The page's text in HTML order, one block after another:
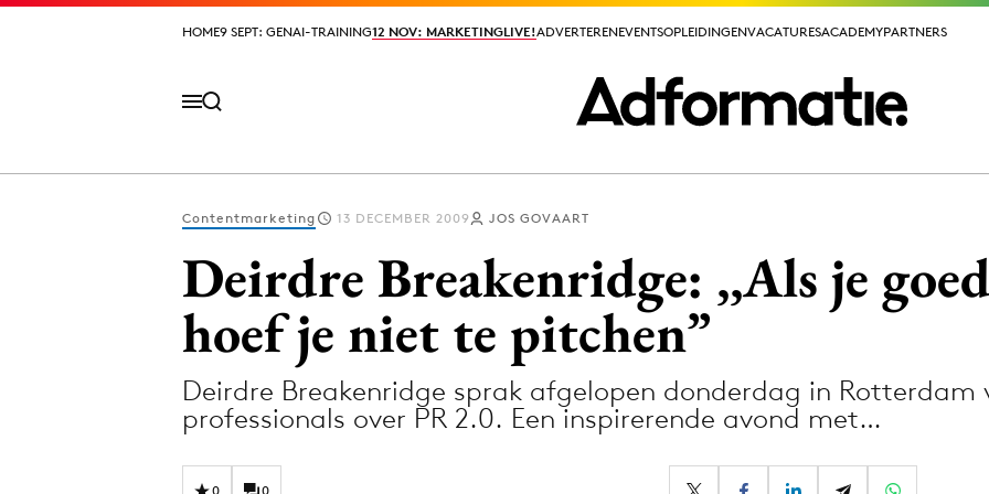
HOME9 SEPT: GENAI-TRAINING12 NOV: MARKETINGLIVE!ADVERTERENEVENTSOPLEIDINGENVACATURESACADEMYPARTNERS
HOME9 SEPT: GENAI-TRAINING12 NOV: MARKETINGLIVE!ADVERTERENEVENTSOPLEIDINGENVACATURESACADEMYPARTNERS
Design
Digital transformation
Media
Merkstrategie
PR
Contentmarketing 13 DECEMBER 2009 JOS GOVAART
Deirdre Breakenridge: ,,Als je
hoef je niet te pitchen”
Deirdre Breakenridge sprak afgelopen donderdag in Rotterdam
professionals over PR 2.0. Een inspirerende avond met…
0 0